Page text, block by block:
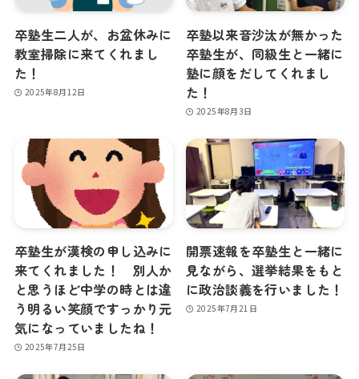
卒塾生二人が、お盆休みに
教室掃除に来てくれまし
た！
2025年8月12日
卒塾以来音沙汰が無かった
卒塾生が、同級生と一緒に
塾に顔をだしてくれまし
た！
2025年8月3日
卒塾生が漢検の申し込みに
来てくれました！ 別人か
と思うほど中学の時とは違
う明るい笑顔ですっかり元
気になっていましたね！
2025年7月25日
開票速報を卒塾生と一緒に
見ながら、選挙結果をもと
に政治談義を行いました！
2025年7月21日